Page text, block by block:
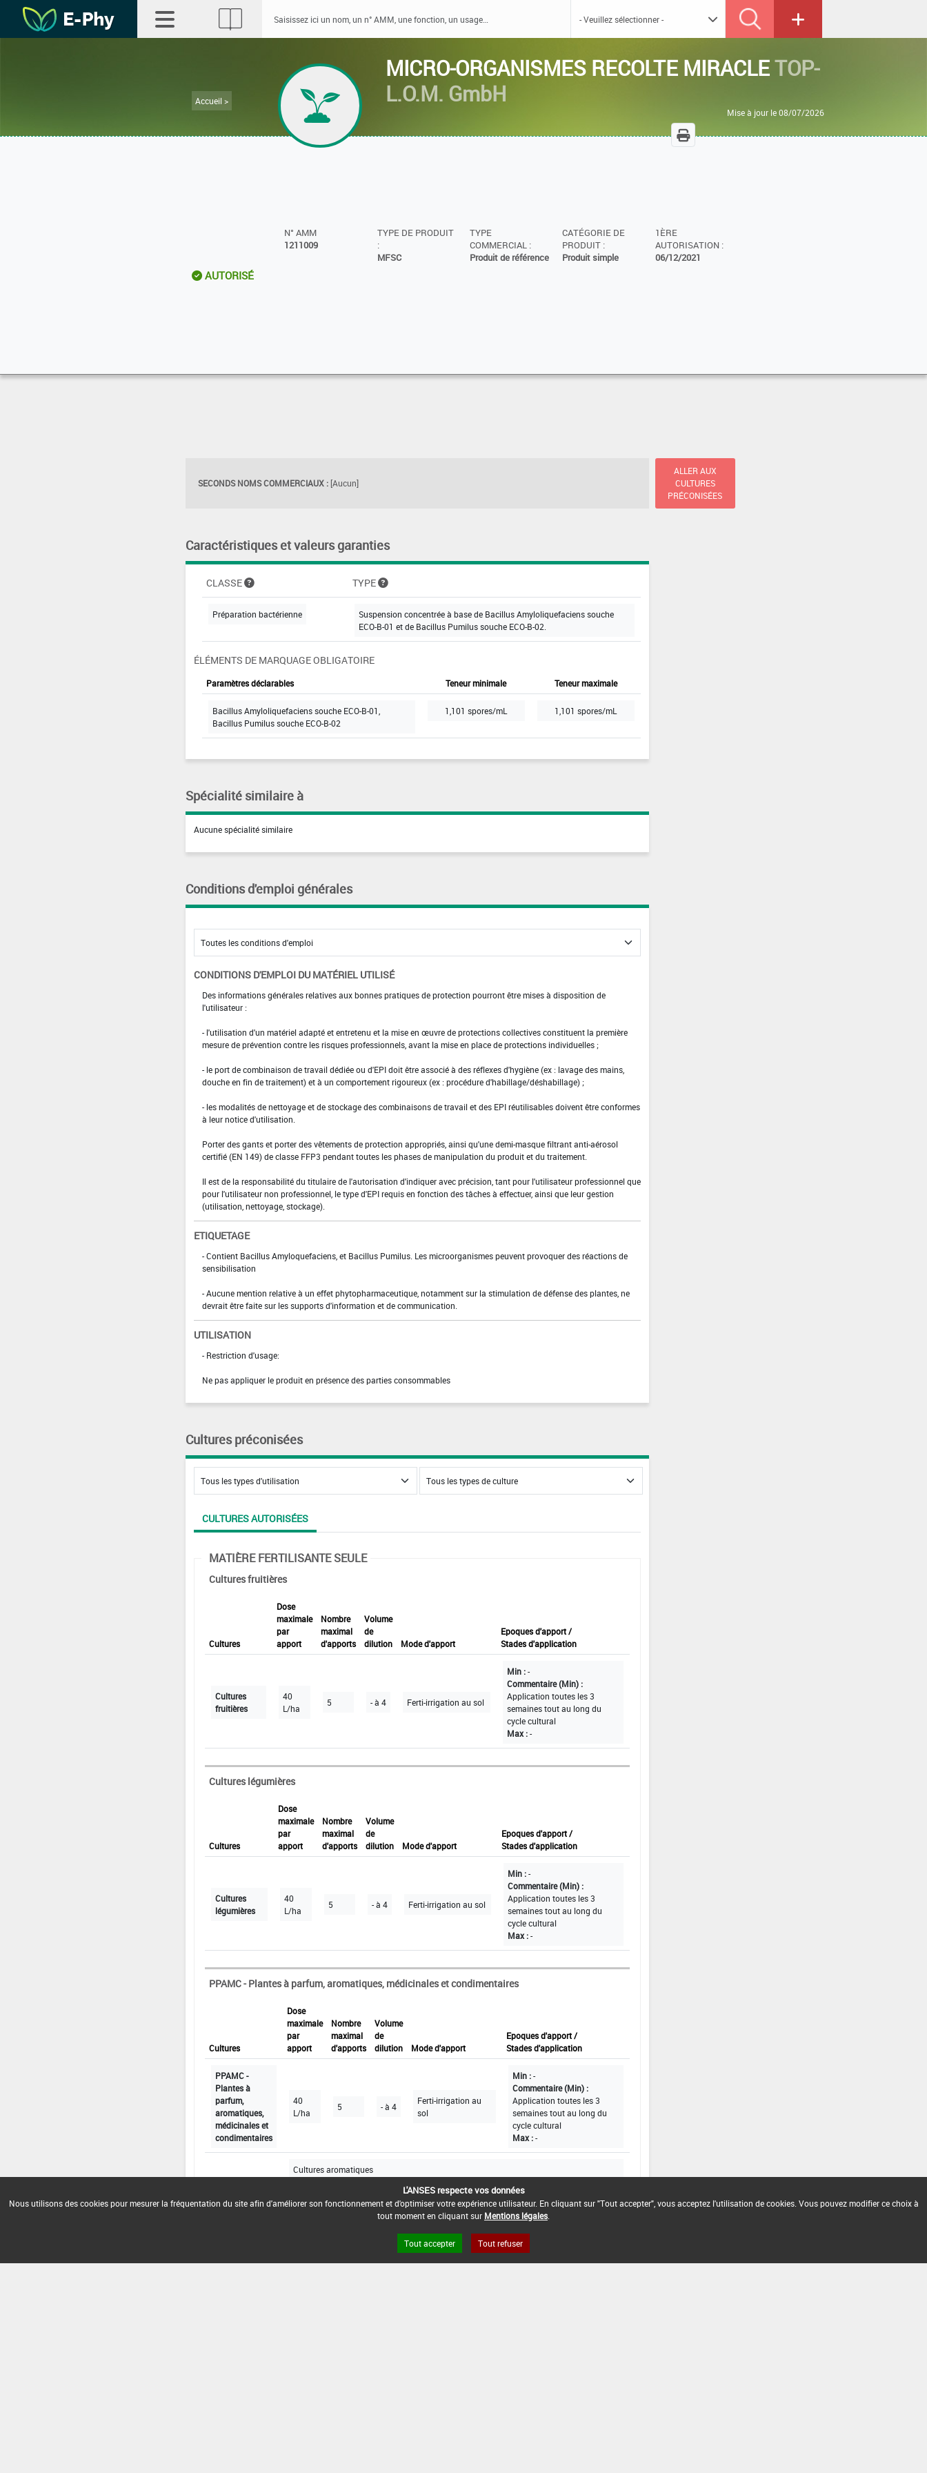
Accueil >
MICRO-ORGANISMES RECOLTE MIRACLETOP-
L.O.M. GmbH
Mise à jour le 08/07/2026
N° AMM
1211009
TYPE DE PRODUIT
:
MFSC
TYPE
COMMERCIAL :
Produit de référence
CATÉGORIE DE
PRODUIT :
Produit simple
1ÈRE
AUTORISATION :
06/12/2021
AUTORISÉ
SECONDS NOMS COMMERCIAUX : [Aucun]
ALLER AUX
CULTURES
PRÉCONISÉES
Caractéristiques et valeurs garanties
CLASSE TYPE
Préparation bactérienne
Suspension concentrée à base de Bacillus Amyloliquefaciens souche
ECO-B-01 et de Bacillus Pumilus souche ECO-B-02.
ÉLÉMENTS DE MARQUAGE OBLIGATOIRE
Paramètres déclarables Teneur minimale Teneur maximale
Bacillus Amyloliquefaciens souche ECO-B-01,
Bacillus Pumilus souche ECO-B-02
1,101 spores/mL 1,101 spores/mL
Spécialité similaire à
Aucune spécialité similaire
Conditions d'emploi générales
CONDITIONS D'EMPLOI DU MATÉRIEL UTILISÉ
Des informations générales relatives aux bonnes pratiques de protection pourront être mises à disposition de
l'utilisateur :
- l'utilisation d'un matériel adapté et entretenu et la mise en œuvre de protections collectives constituent la première
mesure de prévention contre les risques professionnels, avant la mise en place de protections individuelles ;
- le port de combinaison de travail dédiée ou d'EPI doit être associé à des réflexes d'hygiène (ex : lavage des mains,
douche en fin de traitement) et à un comportement rigoureux (ex : procédure d'habillage/déshabillage) ;
- les modalités de nettoyage et de stockage des combinaisons de travail et des EPI réutilisables doivent être conformes
à leur notice d'utilisation.
Porter des gants et porter des vêtements de protection appropriés, ainsi qu'une demi-masque filtrant anti-aérosol
certifié (EN 149) de classe FFP3 pendant toutes les phases de manipulation du produit et du traitement.
Il est de la responsabilité du titulaire de l'autorisation d'indiquer avec précision, tant pour l'utilisateur professionnel que
pour l'utilisateur non professionnel, le type d'EPI requis en fonction des tâches à effectuer, ainsi que leur gestion
(utilisation, nettoyage, stockage).
ETIQUETAGE
- Contient Bacillus Amyloquefaciens, et Bacillus Pumilus. Les microorganismes peuvent provoquer des réactions de
sensibilisation
- Aucune mention relative à un effet phytopharmaceutique, notamment sur la stimulation de défense des plantes, ne
devrait être faite sur les supports d'information et de communication.
UTILISATION
- Restriction d'usage:
Ne pas appliquer le produit en présence des parties consommables
Cultures préconisées
CULTURES AUTORISÉES
MATIÈRE FERTILISANTE SEULE
Cultures fruitières
Cultures
Dose
maximale
par
apport
Nombre
maximal
d'apports
Volume
de
dilution
Mode d'apport
Epoques d'apport /
Stades d'application
Cultures
fruitières
40
L/ha
5 - à 4 Ferti-irrigation au sol
Min :-
Commentaire (Min) :
Application toutes les 3
semaines tout au long du
cycle cultural
Max :-
Cultures légumières
Cultures
Dose
maximale
par
apport
Nombre
maximal
d'apports
Volume
de
dilution
Mode d'apport
Epoques d'apport /
Stades d'application
Cultures
légumières
40
L/ha
5 - à 4 Ferti-irrigation au sol
Min :-
Commentaire (Min) :
Application toutes les 3
semaines tout au long du
cycle cultural
Max :-
PPAMC - Plantes à parfum, aromatiques, médicinales et condimentaires
Cultures
Dose
maximale
par
apport
Nombre
maximal
d'apports
Volume
de
dilution
Mode d'apport
Epoques d'apport /
Stades d'application
PPAMC -
Plantes à
parfum,
aromatiques,
médicinales et
condimentaires
40
L/ha
5 - à 4
Ferti-irrigation au
sol
Min :-
Commentaire (Min) :
Application toutes les 3
semaines tout au long du
cycle cultural
Max :-
Cultures aromatiques
L'ANSES respecte vos données
Nous utilisons des cookies pour mesurer la fréquentation du site afin d'améliorer son fonctionnement et d'optimiser votre expérience utilisateur. En cliquant sur "Tout accepter", vous acceptez l'utilisation de cookies. Vous pouvez modifier ce choix à
tout moment en cliquant sur Mentions légales
Tout accepter Tout refuser